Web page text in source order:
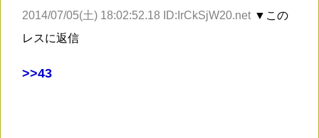
2014/07/05(土) 18:02:52.18 ID:IrCkSjW20.net ▼この
レスに返信
>>43